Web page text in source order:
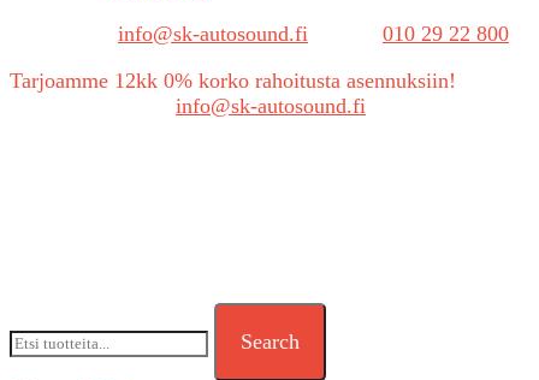
info@sk-autosound.fi
010 29 22 800
Tarjoamme 12kk 0% korko rahoitusta asennuksiin!
info@sk-autosound.fi
Search